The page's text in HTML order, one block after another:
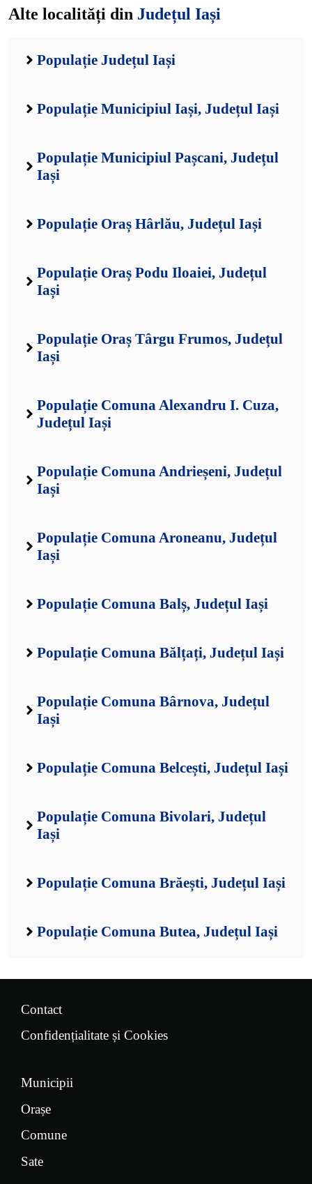
Alte localități din Județul Iași
Populație Județul Iași
Populație Municipiul Iași, Județul Iași
Populație Municipiul Pașcani, Județul
Iași
Populație Oraș Hârlău, Județul Iași
Populație Oraș Podu Iloaiei, Județul
Iași
Populație Oraș Târgu Frumos, Județul
Iași
Populație Comuna Alexandru I. Cuza,
Județul Iași
Populație Comuna Andrieșeni, Județul
Iași
Populație Comuna Aroneanu, Județul
Iași
Populație Comuna Balș, Județul Iași
Populație Comuna Bălțați, Județul Iași
Populație Comuna Bârnova, Județul
Iași
Populație Comuna Belcești, Județul Iași
Populație Comuna Bivolari, Județul
Iași
Populație Comuna Brăești, Județul Iași
Populație Comuna Butea, Județul Iași
Contact
Confidențialitate și Cookies
Municipii
Orașe
Comune
Sate